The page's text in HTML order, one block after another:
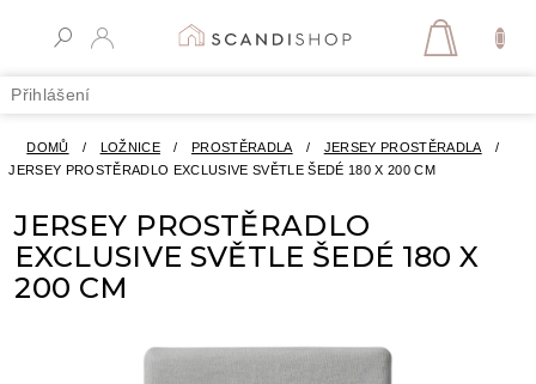
Přihlášení
DOMŮ / LOŽNICE / PROSTĚRADLA / JERSEY PROSTĚRADLA
/
JERSEY PROSTĚRADLO EXCLUSIVE SVĚTLE ŠEDÉ 180 X 200 CM
JERSEY PROSTĚRADLO
EXCLUSIVE SVĚTLE ŠEDÉ 180 X
200 CM